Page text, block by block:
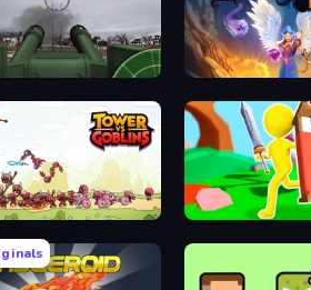
Cursed Treasure
Goblins Bed Wars